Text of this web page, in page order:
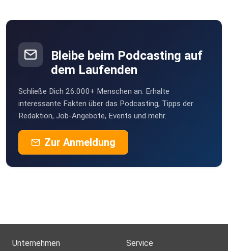
Bleibe beim Podcasting auf
dem Laufenden
Schließe Dich 26.000+ Menschen an. Erhalte
interessante Fakten über das Podcasting, Tipps der
Redaktion, Job-Angebote, Events und mehr.
Zur Anmeldung
Unternehmen Service